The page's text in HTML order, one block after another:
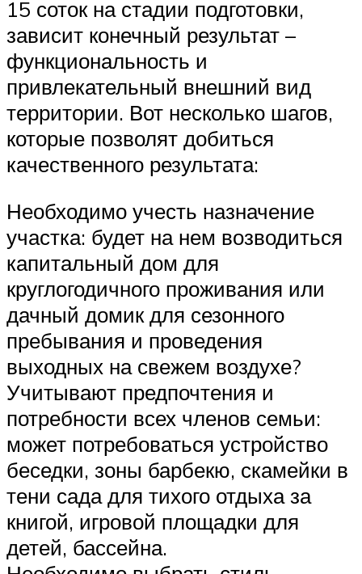
15 соток на стадии подготовки,
зависит конечный результат –
функциональность и
привлекательный внешний вид
территории. Вот несколько шагов,
которые позволят добиться
качественного результата:
Необходимо учесть назначение
участка: будет на нем возводиться
капитальный дом для
круглогодичного проживания или
дачный домик для сезонного
пребывания и проведения
выходных на свежем воздухе?
Учитывают предпочтения и
потребности всех членов семьи:
может потребоваться устройство
беседки, зоны барбекю, скамейки в
тени сада для тихого отдыха за
книгой, игровой площадки для
детей, бассейна.